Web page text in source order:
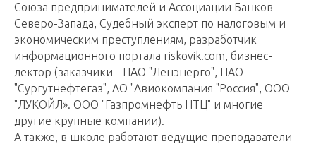
Союза предпринимателей и Ассоциации Банков
Северо-Запада, Судебный эксперт по налоговым и
экономическим преступлениям, разработчик
информационного портала riskovik.com, бизнес-
лектор (заказчики - ПАО "Ленэнерго", ПАО
"Сургутнефтегаз", АО "Авиокомпания "Россия", ООО
"ЛУКОЙЛ». ООО "Газпромнефть НТЦ" и многие
другие крупные компании).
А также, в школе работают ведущие преподаватели